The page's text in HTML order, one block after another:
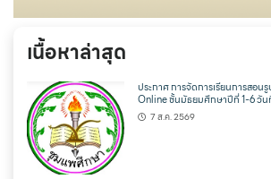
เนื้อหาล่าสุด
ประกาศ การจัดการเรียนการสอ
Online ชั้นมัธยมศึกษาปีที่ 1-6 วัน
7 ส.ค. 2569